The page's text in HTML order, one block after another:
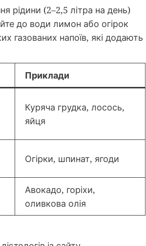
рідини (2–2,5 літра на день)
до води лимон або огірок
газованих напоїв, які додають
Приклади
Куряча грудка, лосось,
яйця
Огірки, шпинат, ягоди
Авокадо, горіхи,
оливкова олія